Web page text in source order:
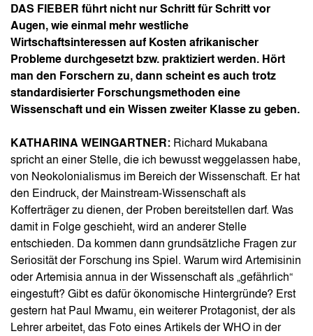
DAS FIEBER führt nicht nur Schritt für Schritt vor
Augen, wie einmal mehr westliche
Wirtschaftsinteressen auf Kosten afrikanischer
Probleme durchgesetzt bzw. praktiziert werden. Hört
man den Forschern zu, dann scheint es auch trotz
standardisierter Forschungsmethoden eine
Wissenschaft und ein Wissen zweiter Klasse zu geben.
KATHARINA WEINGARTNER: Richard Mukabana
spricht an einer Stelle, die ich bewusst weggelassen habe,
von Neokolonialismus im Bereich der Wissenschaft. Er hat
den Eindruck, der Mainstream-Wissenschaft als
Kofferträger zu dienen, der Proben bereitstellen darf. Was
damit in Folge geschieht, wird an anderer Stelle
entschieden. Da kommen dann grundsätzliche Fragen zur
Seriosität der Forschung ins Spiel. Warum wird Artemisinin
oder Artemisia annua in der Wissenschaft als „gefährlich“
eingestuft? Gibt es dafür ökonomische Hintergründe? Erst
gestern hat Paul Mwamu, ein weiterer Protagonist, der als
Lehrer arbeitet, das Foto eines Artikels der WHO in der